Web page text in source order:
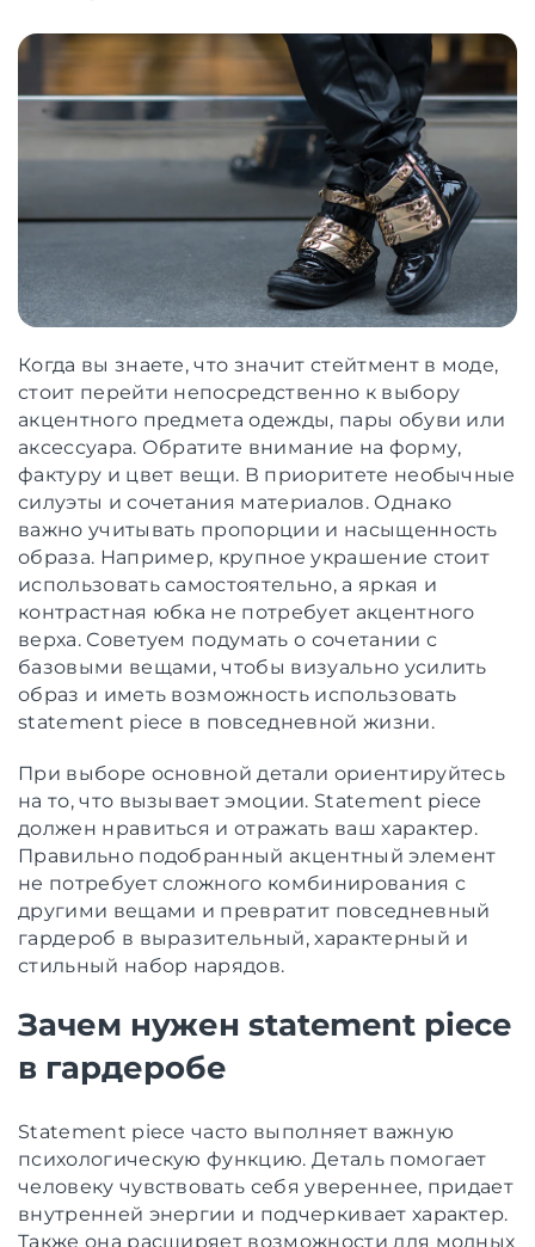
Когда вы знаете, что значит стейтмент в моде,
стоит перейти непосредственно к выбору
акцентного предмета одежды, пары обуви или
аксессуара. Обратите внимание на форму,
фактуру и цвет вещи. В приоритете необычные
силуэты и сочетания материалов. Однако
важно учитывать пропорции и насыщенность
образа. Например, крупное украшение стоит
использовать самостоятельно, а яркая и
контрастная юбка не потребует акцентного
верха. Советуем подумать о сочетании с
базовыми вещами, чтобы визуально усилить
образ и иметь возможность использовать
statement piece в повседневной жизни.
При выборе основной детали ориентируйтесь
на то, что вызывает эмоции. Statement piece
должен нравиться и отражать ваш характер.
Правильно подобранный акцентный элемент
не потребует сложного комбинирования с
другими вещами и превратит повседневный
гардероб в выразительный, характерный и
стильный набор нарядов.
Зачем нужен statement piece
в гардеробе
Statement piece часто выполняет важную
психологическую функцию. Деталь помогает
человеку чувствовать себя увереннее, придает
внутренней энергии и подчеркивает характер.
Также она расширяет возможности для модных